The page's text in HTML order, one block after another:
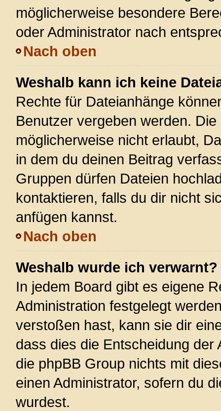
möglicherweise besondere
oder Administrator nach
Nach oben
Weshalb kann ich keine
Rechte für Dateianhänge
Benutzer vergeben werden.
möglicherweise nicht erlaubt,
in dem du deinen Beitrag
Gruppen dürfen Dateien
kontaktieren, falls du dir nicht
anfügen kannst.
Nach oben
Weshalb wurde ich verwarnt?
In jedem Board gibt es eigene
Administration festgelegt
verstoßen hast, kann sie dir
dass dies die Entscheidung
die phpBB Group nichts mit
einen Administrator, sofern du
wurdest.